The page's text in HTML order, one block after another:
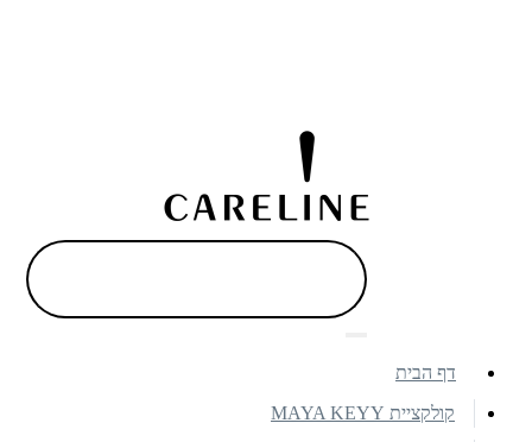
דף הבית
קולקציית MAYA KEYY